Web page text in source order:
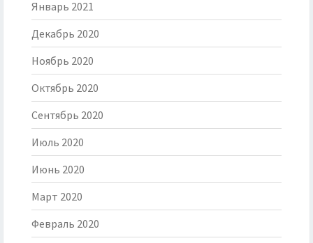
Январь 2021
Декабрь 2020
Ноябрь 2020
Октябрь 2020
Сентябрь 2020
Июль 2020
Июнь 2020
Март 2020
Февраль 2020